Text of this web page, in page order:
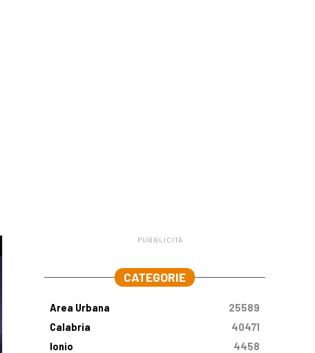
PUBBLICITÀ
CATEGORIE
Area Urbana
25589
Calabria
40471
Ionio
4458